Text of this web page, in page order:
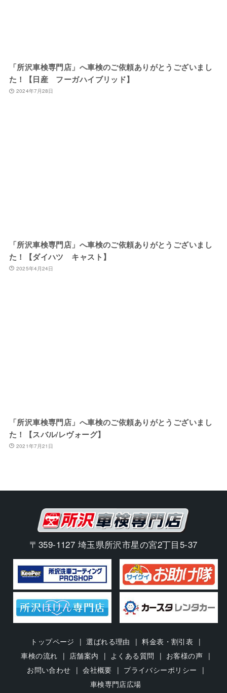
「所沢車検専門店」へ車検のご依頼ありがとうございまし
た！【日産 フーガハイブリッド】
2024年7月28日
「所沢車検専門店」へ車検のご依頼ありがとうございまし
た！【ダイハツ キャスト】
2025年4月24日
「所沢車検専門店」へ車検のご依頼ありがとうございまし
た！【スバル/レヴォーグ】
2021年7月21日
〒359-1127 埼玉県所沢市星の宮2丁目5-37
トップページ 選ばれる理由
料金表・割引表
車検の流れ
店舗案内 よくある質問
お客様の声
お問い合わせ
会社概要
プライバシーポリシー
車検専門店広場